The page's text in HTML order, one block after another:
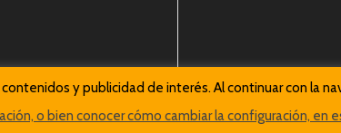
y publicidad de interés. Al continuar con la
o bien conocer cómo cambiar la configuración, en